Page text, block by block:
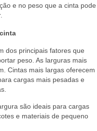
e no peso que a cinta pode
dos principais fatores que
peso. As larguras mais
Cintas mais largas oferecem
cargas mais pesadas e
são ideais para cargas
e materiais de pequeno